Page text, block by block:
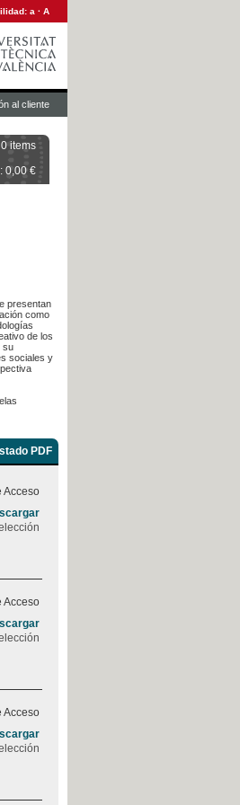
a · A
al cliente
0 items
0,00 €
presentan
como
de los
su
sociales y
PDF
Acceso
Acceso
Acceso